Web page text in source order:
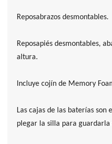
Reposabrazos desmontables.
Reposapiés desmontables,
altura.
Incluye cojín de Memory
Las cajas de las baterías
plegar la silla para guardarla